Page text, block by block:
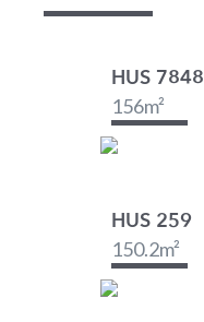
HUS 7848
156m²
HUS 259
150.2m²